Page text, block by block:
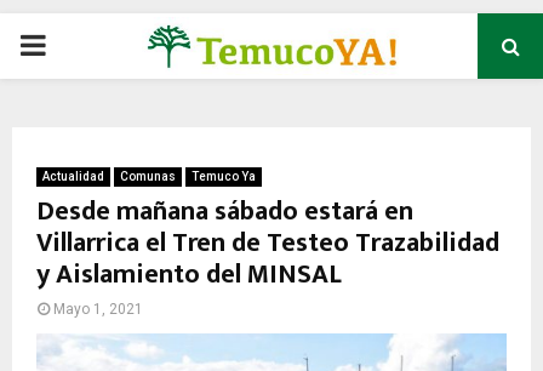
P
M
A
Actualidad Comunas Temuco Ya
Desde mañana sábado estará en
Villarrica el Tren de Testeo Trazabilidad
y Aislamiento del MINSAL
Mayo 1, 2021